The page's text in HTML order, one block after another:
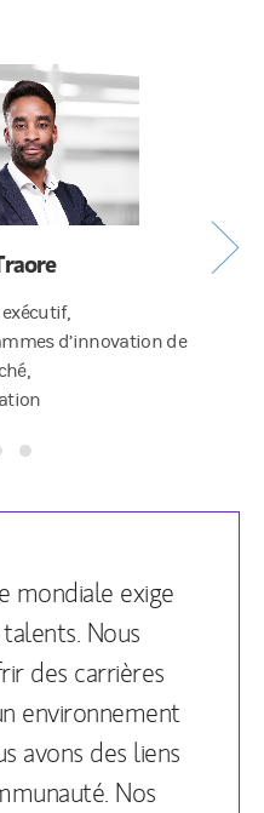
d’innovation de
mondiale exige
Nous
des carrières
environnement
avons des liens
Nos